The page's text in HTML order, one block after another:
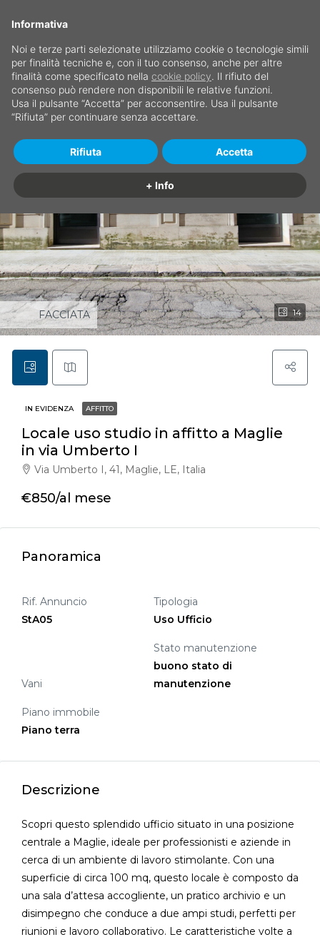
14
FACCIATA
IN EVIDENZA AFFITTO
Locale uso studio in affitto a Maglie
in via Umberto I
Via Umberto I, 41, Maglie, LE, Italia
€850/al mese
Panoramica
Rif. Annuncio
StA05
Tipologia
Uso Ufficio
Vani
Stato manutenzione
buono stato di
manutenzione
Piano immobile
Piano terra
Descrizione
Scopri questo splendido ufficio situato in una posizione
centrale a Maglie, ideale per professionisti e aziende in
cerca di un ambiente di lavoro stimolante. Con una
superficie di circa 100 mq, questo locale è composto da
una sala d’attesa accogliente, un pratico archivio e un
disimpegno che conduce a due ampi studi, perfetti per
riunioni e lavoro collaborativo. Le caratteristiche volte a
Informativa
Noi e terze parti selezionate utilizziamo cookie o tecnologie simili
per finalità tecniche e, con il tuo consenso, anche per altre
finalità come specificato nella cookie policy. Il rifiuto del
consenso può rendere non disponibili le relative funzioni.
Usa il pulsante “Accetta” per acconsentire. Usa il pulsante
“Rifiuta” per continuare senza accettare.
+ Info
Rifiuta Accetta